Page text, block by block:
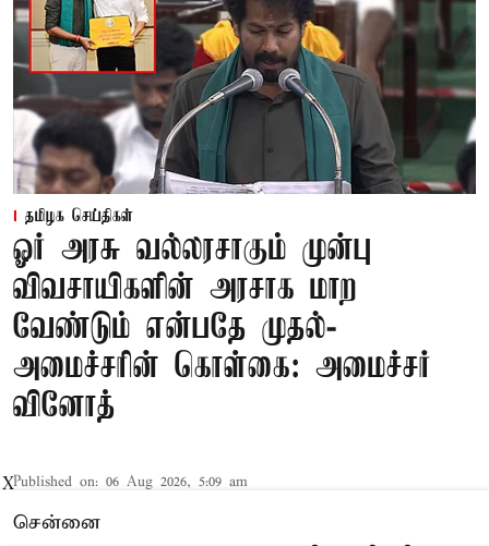
தமிழக செய்திகள்
ஓர் அரசு வல்லரசாகும் முன்பு
விவசாயிகளின் அரசாக மாற
வேண்டும் என்பதே முதல்-
அமைச்சரின் கொள்கை: அமைச்சர்
வினோத்
Published on: 06 Aug 2026, 5:09 am
சென்னை
X